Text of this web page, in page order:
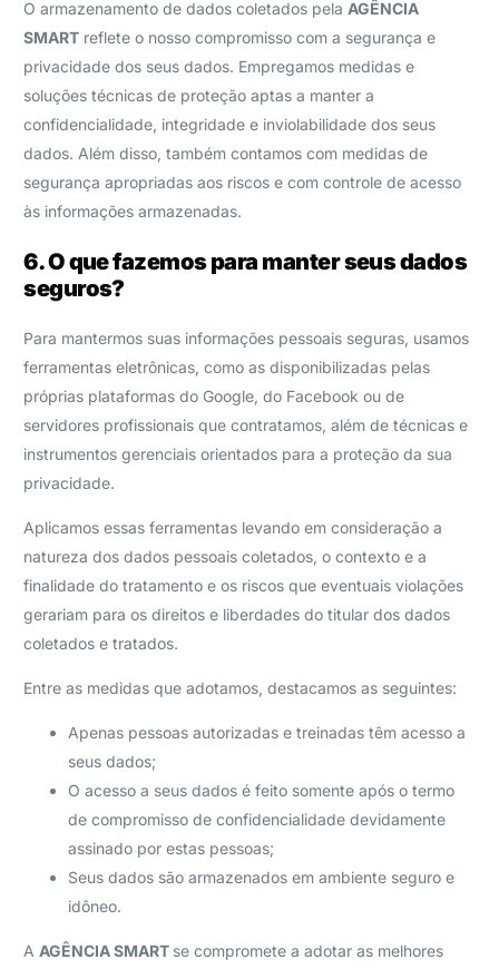
O armazenamento de dados coletados pela AGÊNCIA
SMART reflete o nosso compromisso com a segurança e
privacidade dos seus dados. Empregamos medidas e
soluções técnicas de proteção aptas a manter a
confidencialidade, integridade e inviolabilidade dos seus
dados. Além disso, também contamos com medidas de
segurança apropriadas aos riscos e com controle de acesso
às informações armazenadas.
6. O que fazemos para manter seus dados
seguros?
Para mantermos suas informações pessoais seguras, usamos
ferramentas eletrônicas, como as disponibilizadas pelas
próprias plataformas do Google, do Facebook ou de
servidores profissionais que contratamos, além de técnicas e
instrumentos gerenciais orientados para a proteção da sua
privacidade.
Aplicamos essas ferramentas levando em consideração a
natureza dos dados pessoais coletados, o contexto e a
finalidade do tratamento e os riscos que eventuais violações
gerariam para os direitos e liberdades do titular dos dados
coletados e tratados.
Entre as medidas que adotamos, destacamos as seguintes:
Apenas pessoas autorizadas e treinadas têm acesso a
seus dados;
O acesso a seus dados é feito somente após o termo
de compromisso de confidencialidade devidamente
assinado por estas pessoas;
Seus dados são armazenados em ambiente seguro e
idôneo.
A AGÊNCIA SMART se compromete a adotar as melhores